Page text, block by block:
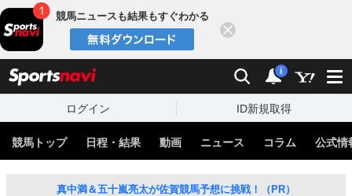
競馬ニュースも結果もすぐわかる
検索 通知
i
ログイン ID新規取得
競馬トップ 日程・結果 動画 ニュース コラム 公式情
真中満＆五十嵐亮太が佐賀競馬予想に挑戦！（PR）